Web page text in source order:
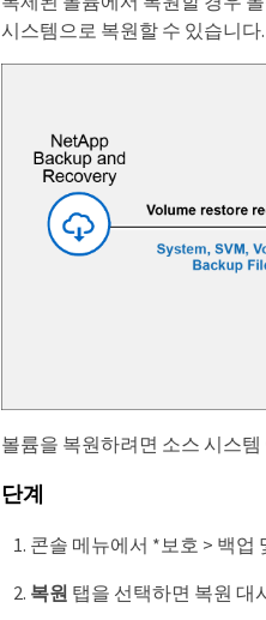
시스템으로 복원할 수 있습니다.
볼륨을 복원하려면 소스 시스
단계
콘솔 메뉴에서 *보호 > 백업
복원 탭을 선택하면 복원 대